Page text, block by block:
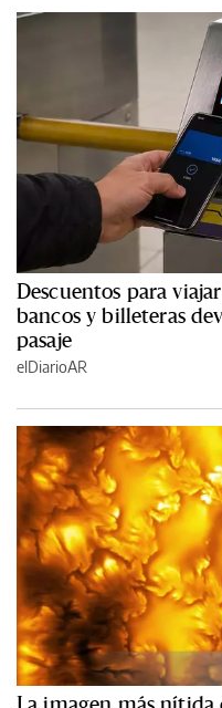
Descuentos para
bancos y billeteras
pasaje
elDiarioAR